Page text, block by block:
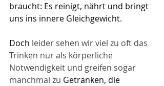
braucht: Es reinigt, nährt und bringt
uns ins innere Gleichgewicht.
Doch ​leider sehen wir viel zu oft das
Trinken nur als körperliche
Notwendigkeit und greifen sogar
manchmal zu Getränken, die